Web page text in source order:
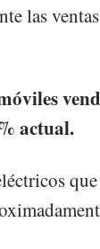
las
actual.